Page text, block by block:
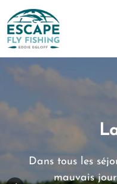
Notre équipe
Nos séjours
Dans tous les
mauvais